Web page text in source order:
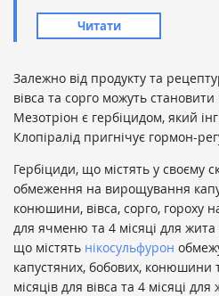
Читати
Залежно від продукту та
вівса та сорго можуть становити
Мезотріон є гербіцидом, який
Клопіралід пригнічує гормон-
Гербіциди, що містять у своєму
обмеження на вирощування
конюшини, вівса, сорго, гороху
для ячменю та 4 місяці для
що містять нікосульфурон
капустяних, бобових, конюшини
місяців для вівса та 4 місяці